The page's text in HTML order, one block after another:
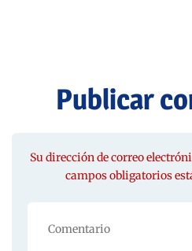
Publicar
Su dirección de correo
campos obligatorios